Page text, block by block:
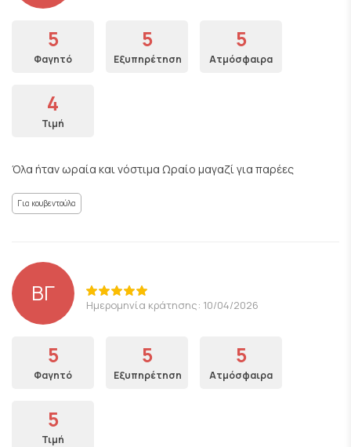
5
Φαγητό
5
Εξυπηρέτηση
5
Ατμόσφαιρα
4
Τιμή
Όλα ήταν ωραία και νόστιμα Ωραίο μαγαζί για παρέες
Για κουβεντούλα
ΒΓ Ημερομηνία κράτησης: 10/04/2026
5
Φαγητό
5
Εξυπηρέτηση
5
Ατμόσφαιρα
5
Τιμή